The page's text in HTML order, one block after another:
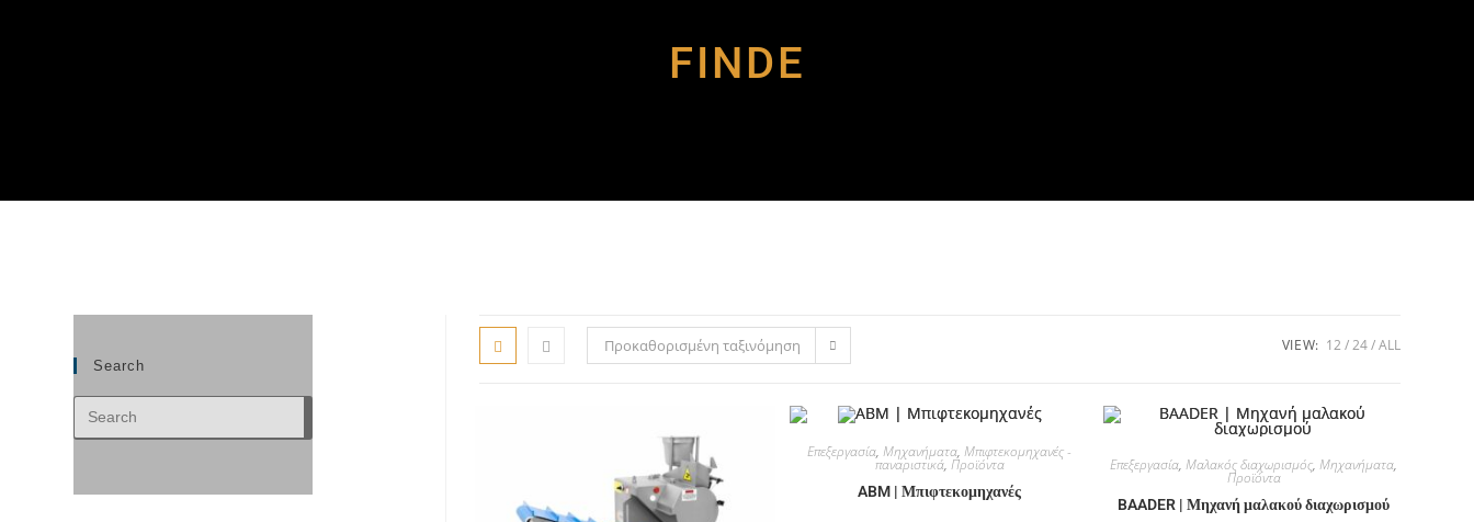
FINDE
Προκαθορισμένη ταξινόμηση VIEW: 12 24 ALL
Επεξεργασία,Μηχανήματα,Μπιφτεκομηχανές -
παναριστικά, Προϊόντα
ABM | Μπιφτεκομηχανές
Επεξεργασία,Μαλακός διαχωρισμός,Μηχανήματα,
Προϊόντα
BAADER | Μηχανή μαλακού διαχωρισμού
Search